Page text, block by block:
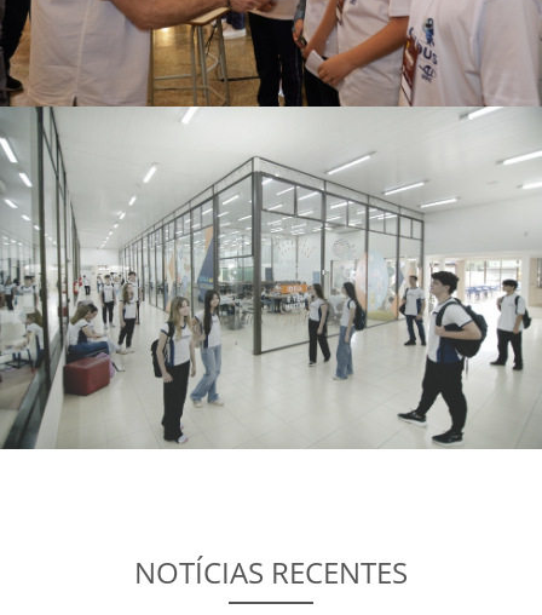
NOTÍCIAS RECENTES